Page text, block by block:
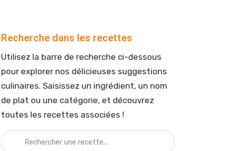
Recherche dans les recettes
Utilisez la barre de recherche ci-dessous
pour explorer nos délicieuses suggestions
culinaires. Saisissez un ingrédient, un nom
de plat ou une catégorie, et découvrez
toutes les recettes associées !